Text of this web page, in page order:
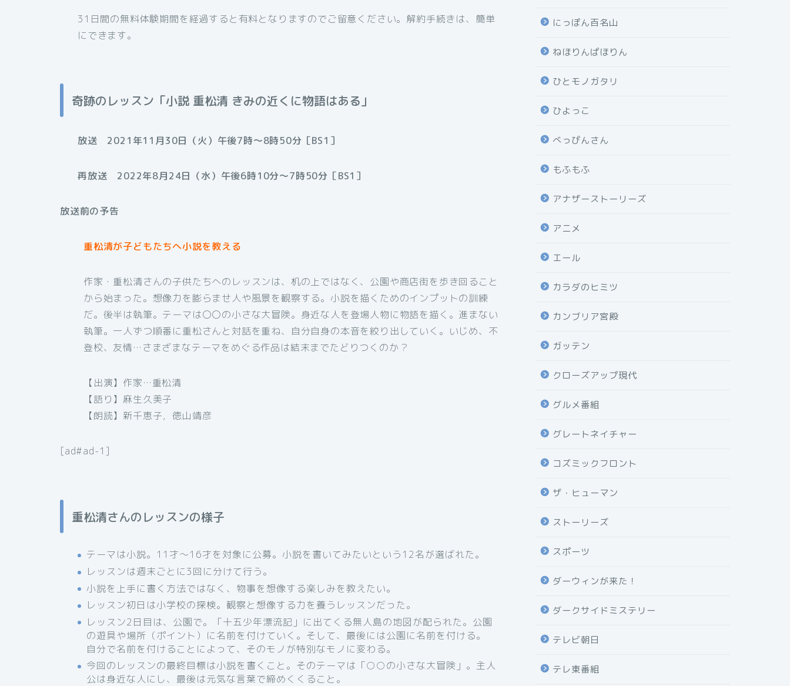
31日間の無料体験期間を経過すると有料となりますのでご留意ください。解約手続きは、簡単
にできます。
奇跡のレッスン「小説 重松清 きみの近くに物語はある」
放送 2021年11月30日（火）午後7時〜8時50分［BS1］
再放送 2022年8月24日（水）午後6時10分〜7時50分［BS1］
放送前の予告
重松清が子どもたちへ小説を教える
作家・重松清さんの子供たちへのレッスンは、机の上ではなく、公園や商店街を歩き回ること
から始まった。想像力を膨らませ人や風景を観察する。小説を描くためのインプットの訓練
だ。後半は執筆。テーマは〇〇の小さな大冒険。身近な人を登場人物に物語を描く。進まない
執筆。一人ずつ順番に重松さんと対話を重ね、自分自身の本音を絞り出していく。いじめ、不
登校、友情…さまざまなテーマをめぐる作品は結末までたどりつくのか？
【出演】作家…重松清
【語り】麻生久美子
【朗読】新千恵子，徳山靖彦
[ad#ad-1]
重松清さんのレッスンの様子
テーマは小説。11才〜16才を対象に公募。小説を書いてみたいという12名が選ばれた。
レッスンは週末ごとに3回に分けて行う。
小説を上手に書く方法ではなく、物事を想像する楽しみを教えたい。
レッスン初日は小学校の探検。観察と想像する力を養うレッスンだった。
レッスン2日目は、公園で。「十五少年漂流記」に出てくる無人島の地図が配られた。公園
の遊具や場所（ポイント）に名前を付けていく。そして、最後には公園に名前を付ける。
自分で名前を付けることによって、そのモノが特別なモノに変わる。
今回のレッスンの最終目標は小説を書くこと。そのテーマは「○○の小さな大冒険」。主人
公は身近な人にし、最後は元気な言葉で締めくくること。
にっぽん百名山
ねほりんぱほりん
ひとモノガタリ
ひよっこ
べっぴんさん
もふもふ
アナザーストーリーズ
アニメ
エール
カラダのヒミツ
カンブリア宮殿
ガッテン
クローズアップ現代
グルメ番組
グレートネイチャー
コズミックフロント
ザ・ヒューマン
ストーリーズ
スポーツ
ダーウィンが来た！
ダークサイドミステリー
テレビ朝日
テレ東番組